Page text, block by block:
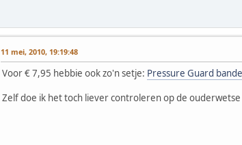
11 mei, 2010, 19:19:48
Voor € 7,95 hebbie ook zo'n setje: Pressure Guard
Zelf doe ik het toch liever controleren op de